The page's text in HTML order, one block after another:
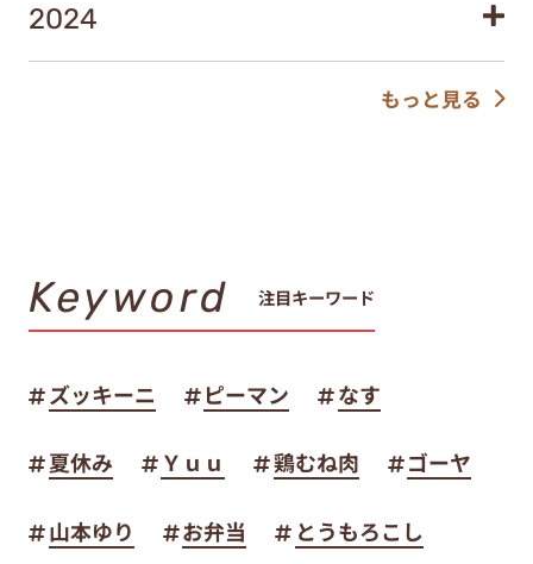
2024
もっと見る
Keyword 注目キーワード
ズッキーニ ピーマン なす
夏休み Ｙｕｕ 鶏むね肉 ゴーヤ
山本ゆり お弁当 とうもろこし